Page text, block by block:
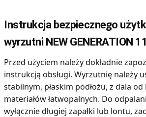
Instrukcja bezpiecznego
wyrzutni NEW GENERATION 11
Przed użyciem należy dokładnie
instrukcją obsługi. Wyrzutnię należy
stabilnym, płaskim podłożu, z dala
materiałów łatwopalnych. Do
wyłącznie długiej zapałki lub lontu,